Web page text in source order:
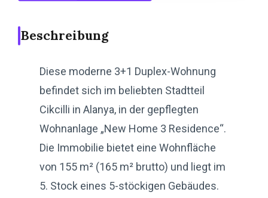
Beschreibung
Diese moderne 3+1 Duplex-Wohnung
befindet sich im beliebten Stadtteil
Cikcilli in Alanya, in der gepflegten
Wohnanlage „New Home 3 Residence“.
Die Immobilie bietet eine Wohnfläche
von 155 m² (165 m² brutto) und liegt im
5. Stock eines 5-stöckigen Gebäudes.